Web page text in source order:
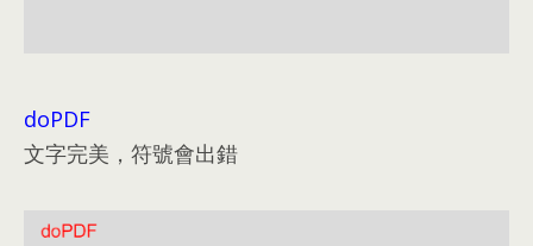
doPDF
文字完美 ， 符號會出錯